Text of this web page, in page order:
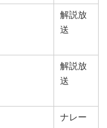
解説放
送
解説放
送
ナレー